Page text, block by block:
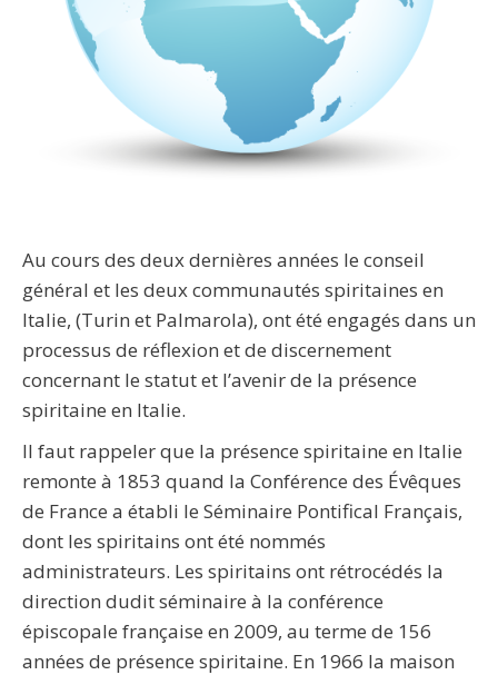
Au cours des deux dernières années le conseil
général et les deux communautés spiritaines en
Italie, (Turin et Palmarola), ont été engagés dans un
processus de réflexion et de discernement
concernant le statut et l’avenir de la présence
spiritaine en Italie.
Il faut rappeler que la présence spiritaine en Italie
remonte à 1853 quand la Conférence des Évêques
de France a établi le Séminaire Pontifical Français,
dont les spiritains ont été nommés
administrateurs. Les spiritains ont rétrocédés la
direction dudit séminaire à la conférence
épiscopale française en 2009, au terme de 156
années de présence spiritaine. En 1966 la maison